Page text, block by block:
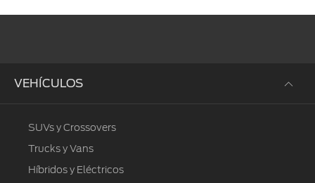
VEHÍCULOS
SUVs y Crossovers
Trucks y Vans
Híbridos y Eléctricos